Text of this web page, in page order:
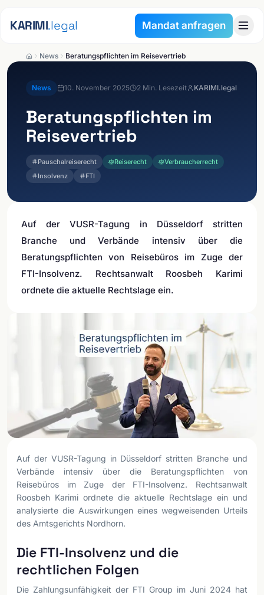
KARIMI.legal Mandat anfragen
News Beratungspflichten im Reisevertrieb
News 10. November 2025 2 Min. Lesezeit KARIMI.legal
Beratungspflichten im
Reisevertrieb
Pauschalreiserecht Reiserecht
Verbraucherrecht
Insolvenz
FTI
Auf der VUSR-Tagung in Düsseldorf stritten
Branche und Verbände intensiv über die
Beratungspflichten von Reisebüros im Zuge der
FTI-Insolvenz. Rechtsanwalt Roosbeh Karimi
ordnete die aktuelle Rechtslage ein.
Auf der VUSR-Tagung in Düsseldorf stritten Branche und
Verbände intensiv über die Beratungspflichten von
Reisebüros im Zuge der FTI-Insolvenz. Rechtsanwalt
Roosbeh Karimi ordnete die aktuelle Rechtslage ein und
analysierte die Auswirkungen eines wegweisenden Urteils
des Amtsgerichts Nordhorn.
Die FTI-Insolvenz und die
rechtlichen Folgen
Die Zahlungsunfähigkeit der FTI Group im Juni 2024 hat